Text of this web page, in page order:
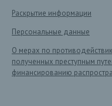
Раскрытие информации
Персональные данные
О мерах по
полученных преступным
финансированию